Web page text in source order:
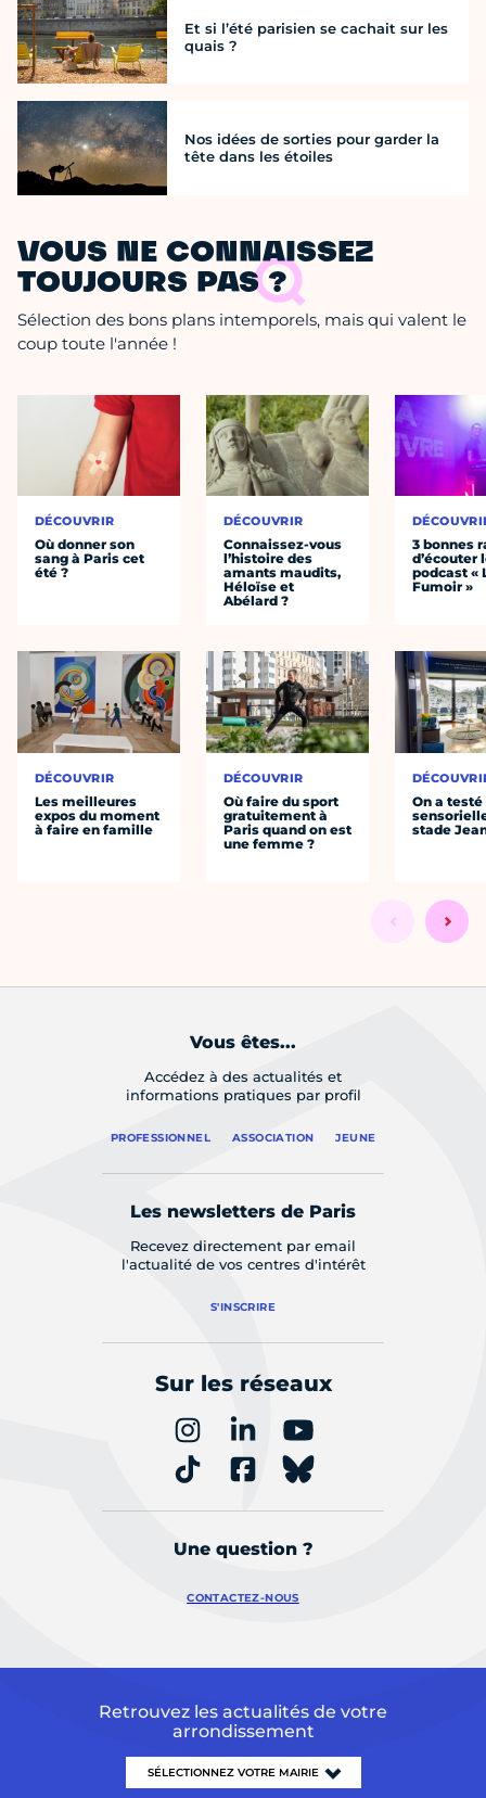
Et si l’été parisien se cachait sur les
quais ?
Nos idées de sorties pour garder la
tête dans les étoiles
VOUS NE CONNAISSEZ
TOUJOURS PAS ?
Sélection des bons plans intemporels, mais qui valent le
coup toute l'année !
DÉCOUVRIR
Où donner son
sang à Paris cet
été ?
DÉCOUVRIR
Les meilleures
expos du moment
à faire en famille
DÉCOUVRIR
Connaissez-vous
l’histoire des
amants maudits,
Héloïse et
Abélard ?
DÉCOUVRIR
Où faire du sport
gratuitement à
Paris quand on est
une femme ?
3 bonnes
d’écouter
podcast «
Fumoir »
On a
stade
Vous êtes...
Accédez à des actualités et
informations pratiques par profil
PROFESSIONNEL ASSOCIATION JEUNE
Les newsletters de Paris
Recevez directement par email
l'actualité de vos centres d'intérêt
S'INSCRIRE
Sur les réseaux
Une question ?
CONTACTEZ-NOUS
Retrouvez les actualités de votre
arrondissement